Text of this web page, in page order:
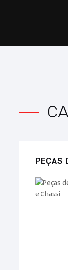
PEÇAS